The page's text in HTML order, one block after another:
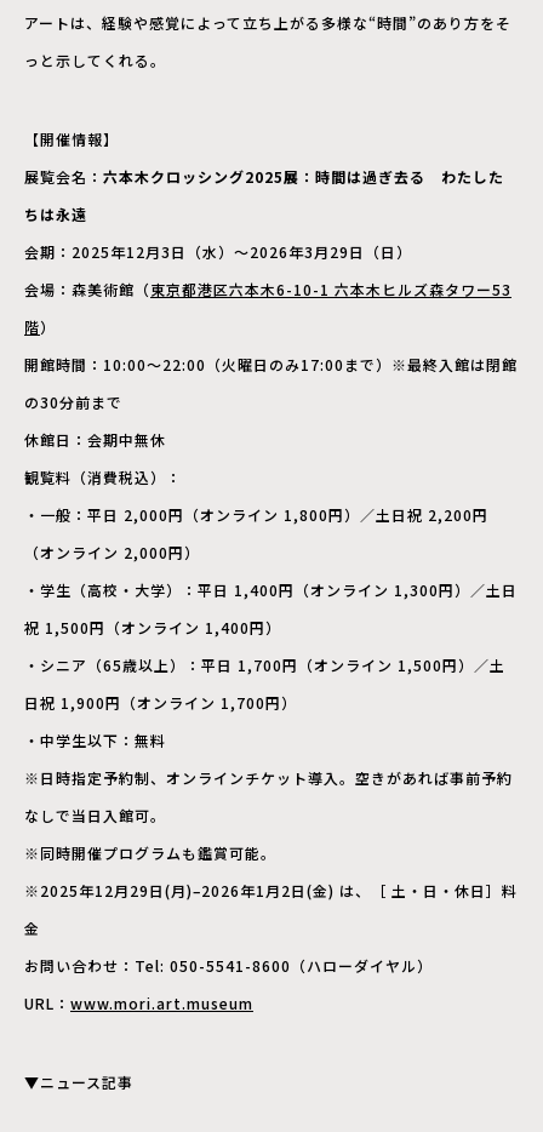
アートは、経験や感覚によって立ち上がる多様な“時間”のあり方をそ
っと示してくれる。
【開催情報】
展覧会名： 六本木クロッシング2025展：時間は過ぎ去る わたした
ちは永遠
会期：2025年12月3日（水）～2026年3月29日（日）
会場：森美術館（東京都港区六本木6-10-1 六本木ヒルズ森タワー53
階）
開館時間：10:00～22:00（火曜日のみ17:00まで）※最終入館は閉館
の30分前まで
休館日：会期中無休
観覧料（消費税込）：
・一般：平日 2,000円（オンライン 1,800円）／土日祝 2,200円
（オンライン 2,000円）
・学生（高校・大学）：平日 1,400円（オンライン 1,300円）／土日
祝 1,500円（オンライン 1,400円）
・シニア（65歳以上）：平日 1,700円（オンライン 1,500円）／土
日祝 1,900円（オンライン 1,700円）
・中学生以下：無料
※日時指定予約制、オンラインチケット導入。空きがあれば事前予約
なしで当日入館可。
※同時開催プログラムも鑑賞可能。
※2025年12月29日(月)–2026年1月2日(金) は、［ 土・日・休日］料
金
お問い合わせ：Tel: 050-5541-8600（ハローダイヤル）
URL： www.mori.art.museum
▼ニュース記事